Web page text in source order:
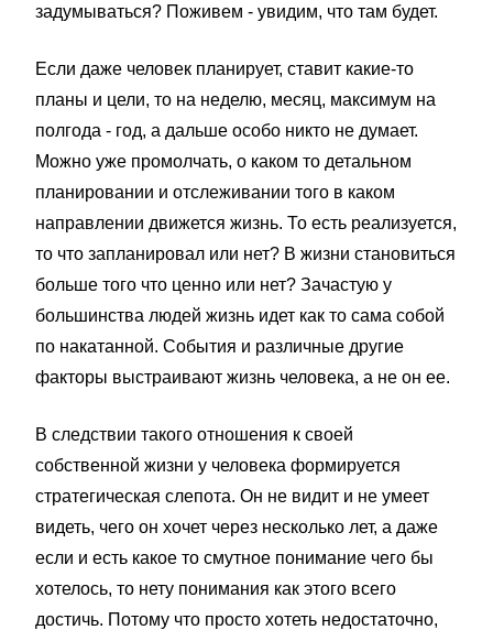
задумываться? Поживем - увидим, что там будет.
Если даже человек планирует, ставит какие-то
планы и цели, то на неделю, месяц, максимум на
полгода - год, а дальше особо никто не думает.
Можно уже промолчать, о каком то детальном
планировании и отслеживании того в каком
направлении движется жизнь. То есть реализуется,
то что запланировал или нет? В жизни становиться
больше того что ценно или нет? Зачастую у
большинства людей жизнь идет как то сама собой
по накатанной. События и различные другие
факторы выстраивают жизнь человека, а не он ее.
В следствии такого отношения к своей
собственной жизни у человека формируется
стратегическая слепота. Он не видит и не умеет
видеть, чего он хочет через несколько лет, а даже
если и есть какое то смутное понимание чего бы
хотелось, то нету понимания как этого всего
достичь. Потому что просто хотеть недостаточно,